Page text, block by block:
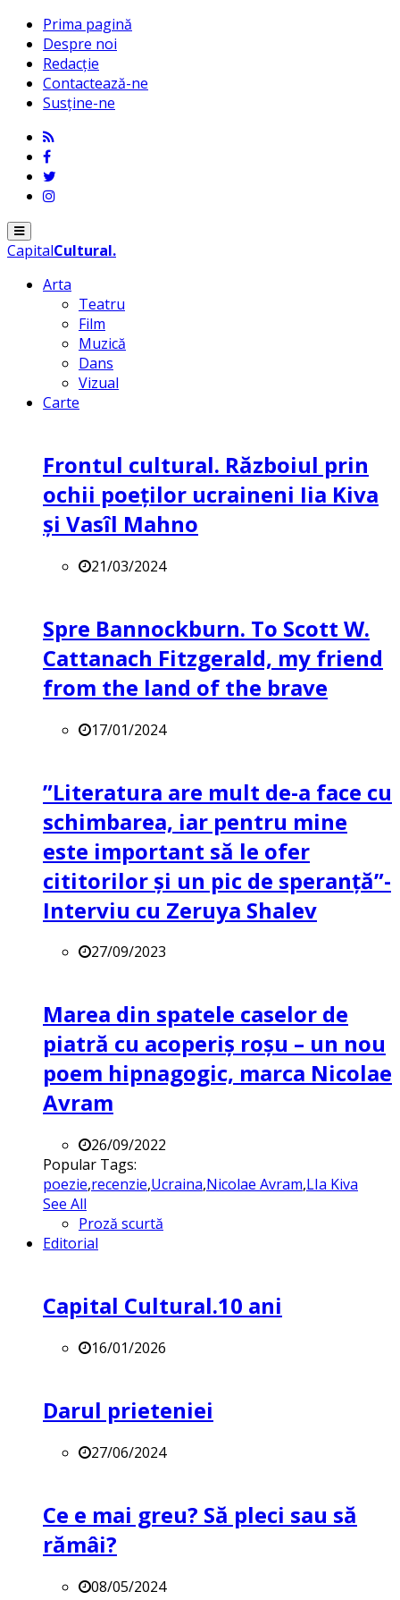
Prima pagină
Despre noi
Redacție
Contactează-ne
Susține-ne
Menu
CapitalCultural.
Arta
Teatru
Film
Muzică
Dans
Vizual
Carte
Frontul cultural. Războiul prin
ochii poeților ucraineni Iia Kiva
și Vasîl Mahno
21/03/2024
Spre Bannockburn. To Scott W.
Cattanach Fitzgerald, my friend
from the land of the brave
17/01/2024
”Literatura are mult de-a face cu
schimbarea, iar pentru mine
este important să le ofer
cititorilor și un pic de speranță”-
Interviu cu Zeruya Shalev
27/09/2023
Marea din spatele caselor de
piatră cu acoperiș roșu – un nou
poem hipnagogic, marca Nicolae
Avram
26/09/2022
Popular Tags:
poezie,recenzie,Ucraina,Nicolae Avram,LIa Kiva
See All
Proză scurtă
Editorial
Capital Cultural.10 ani
16/01/2026
Darul prieteniei
27/06/2024
Ce e mai greu? Să pleci sau să
rămâi?
08/05/2024